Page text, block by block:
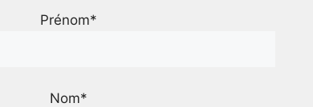
Prénom*
Nom*